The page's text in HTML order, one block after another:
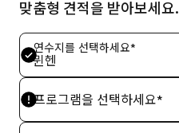
맞춤형 견적을 받아보세요.
연수지를 선택하세요*
뮌헨
프로그램을 선택하세요*